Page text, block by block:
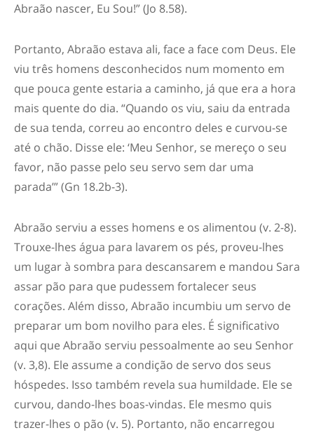
Abraão nascer, Eu Sou!” (Jo 8.58).
Portanto, Abraão estava ali, face a face com Deus. Ele
viu três homens desconhecidos num momento em
que pouca gente estaria a caminho, já que era a hora
mais quente do dia. “Quando os viu, saiu da entrada
de sua tenda, correu ao encontro deles e curvou-se
até o chão. Disse ele: ‘Meu Senhor, se mereço o seu
favor, não passe pelo seu servo sem dar uma
parada’” (Gn 18.2b-3).
Abraão serviu a esses homens e os alimentou (v. 2-8).
Trouxe-lhes água para lavarem os pés, proveu-lhes
um lugar à sombra para descansarem e mandou Sara
assar pão para que pudessem fortalecer seus
corações. Além disso, Abraão incumbiu um servo de
preparar um bom novilho para eles. É significativo
aqui que Abraão serviu pessoalmente ao seu Senhor
(v. 3,8). Ele assume a condição de servo dos seus
hóspedes. Isso também revela sua humildade. Ele se
curvou, dando-lhes boas-vindas. Ele mesmo quis
trazer-lhes o pão (v. 5). Portanto, não encarregou